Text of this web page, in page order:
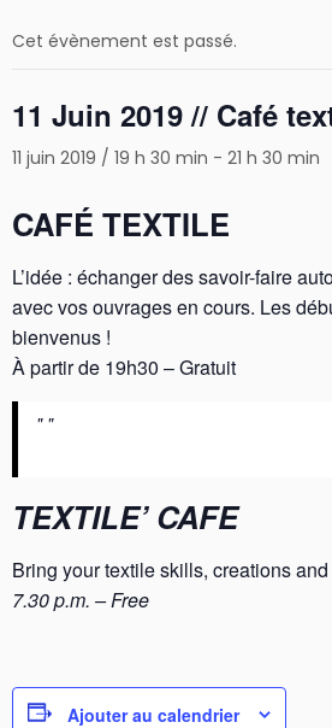
Cet évènement est passé.
11 Juin 2019 // Café
11 juin 2019 / 19 h 30 min - 21 h 30 min
CAFÉ TEXTILE
L’idée : échanger des savoir-faire
avec vos ouvrages en cours. Les
bienvenus !
À partir de 19h30 – Gratuit
TEXTILE’ CAFE
Bring your textile skills, creations
7.30 p.m. – Free
Ajouter au calendrier